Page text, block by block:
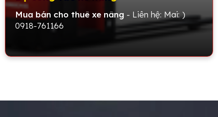
Mua bán cho thuê xe nâng - Liên hệ: Mai: )
0918-761166